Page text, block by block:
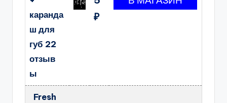
каранда
ш для
губ 22
отзыв
ы
₽
Fresh